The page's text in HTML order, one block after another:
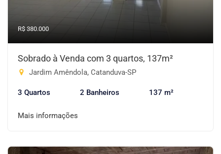
R$ 380.000
Sobrado à Venda com 3 quartos, 137m²
Jardim Amêndola, Catanduva-SP
3 Quartos 2 Banheiros 137 m²
Mais informações